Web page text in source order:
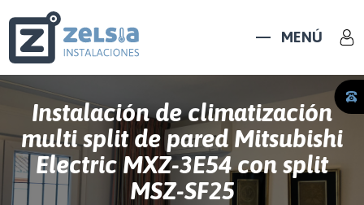
MENÚ
Instalación de climatización
multi split de pared Mitsubishi
Electric MXZ-3E54 con split
MSZ-SF25